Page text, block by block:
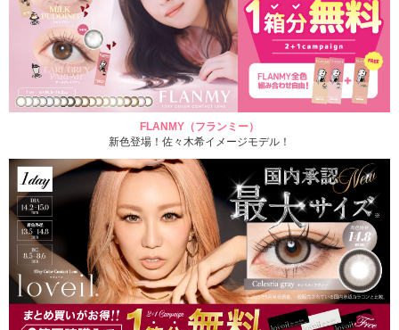
FLANMY（フランミー）
新色登場！佐々木希イメージモデル！